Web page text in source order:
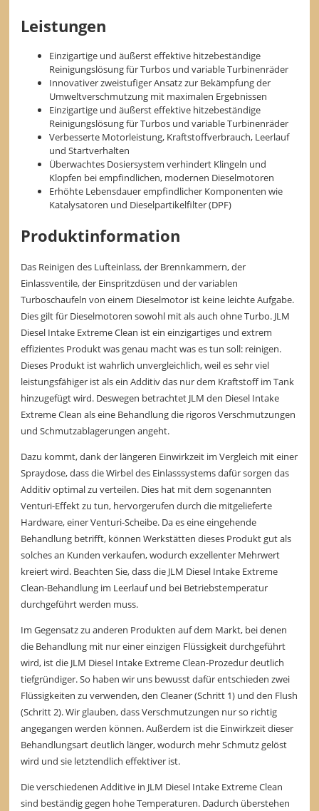
Leistungen
Einzigartige und äußerst effektive hitzebeständige
Reinigungslösung für Turbos und variable Turbinenräder
Innovativer zweistufiger Ansatz zur Bekämpfung der
Umweltverschmutzung mit maximalen Ergebnissen
Einzigartige und äußerst effektive hitzebeständige
Reinigungslösung für Turbos und variable Turbinenräder
Verbesserte Motorleistung, Kraftstoffverbrauch, Leerlauf
und Startverhalten
Überwachtes Dosiersystem verhindert Klingeln und
Klopfen bei empfindlichen, modernen Dieselmotoren
Erhöhte Lebensdauer empfindlicher Komponenten wie
Katalysatoren und Dieselpartikelfilter (DPF)
Produktinformation
Das Reinigen des Lufteinlass, der Brennkammern, der
Einlassventile, der Einspritzdüsen und der variablen
Turboschaufeln von einem Dieselmotor ist keine leichte Aufgabe.
Dies gilt für Dieselmotoren sowohl mit als auch ohne Turbo. JLM
Diesel Intake Extreme Clean ist ein einzigartiges und extrem
effizientes Produkt was genau macht was es tun soll: reinigen.
Dieses Produkt ist wahrlich unvergleichlich, weil es sehr viel
leistungsfähiger ist als ein Additiv das nur dem Kraftstoff im Tank
hinzugefügt wird. Deswegen betrachtet JLM den Diesel Intake
Extreme Clean als eine Behandlung die rigoros Verschmutzungen
und Schmutzablagerungen angeht.
Dazu kommt, dank der längeren Einwirkzeit im Vergleich mit einer
Spraydose, dass die Wirbel des Einlasssystems dafür sorgen das
Additiv optimal zu verteilen. Dies hat mit dem sogenannten
Venturi-Effekt zu tun, hervorgerufen durch die mitgelieferte
Hardware, einer Venturi-Scheibe. Da es eine eingehende
Behandlung betrifft, können Werkstätten dieses Produkt gut als
solches an Kunden verkaufen, wodurch exzellenter Mehrwert
kreiert wird. Beachten Sie, dass die JLM Diesel Intake Extreme
Clean-Behandlung im Leerlauf und bei Betriebstemperatur
durchgeführt werden muss.
Im Gegensatz zu anderen Produkten auf dem Markt, bei denen
die Behandlung mit nur einer einzigen Flüssigkeit durchgeführt
wird, ist die JLM Diesel Intake Extreme Clean-Prozedur deutlich
tiefgründiger. So haben wir uns bewusst dafür entschieden zwei
Flüssigkeiten zu verwenden, den Cleaner (Schritt 1) und den Flush
(Schritt 2). Wir glauben, dass Verschmutzungen nur so richtig
angegangen werden können. Außerdem ist die Einwirkzeit dieser
Behandlungsart deutlich länger, wodurch mehr Schmutz gelöst
wird und sie letztendlich effektiver ist.
Die verschiedenen Additive in JLM Diesel Intake Extreme Clean
sind beständig gegen hohe Temperaturen. Dadurch überstehen